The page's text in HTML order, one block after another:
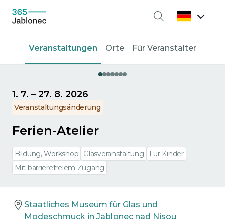
Suche
Veranstaltungen Orte Für Veranstalter
1. 7. – 27. 8. 2026
Veranstaltungsänderung
Ferien-Atelier
Bildung, Workshop Glasveranstaltung
Für Kinder
Mit barrierefreiem Zugang
Staatliches Museum für Glas und
Modeschmuck in Jablonec nad Nisou